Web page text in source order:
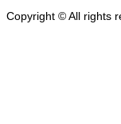
Copyright © All rights